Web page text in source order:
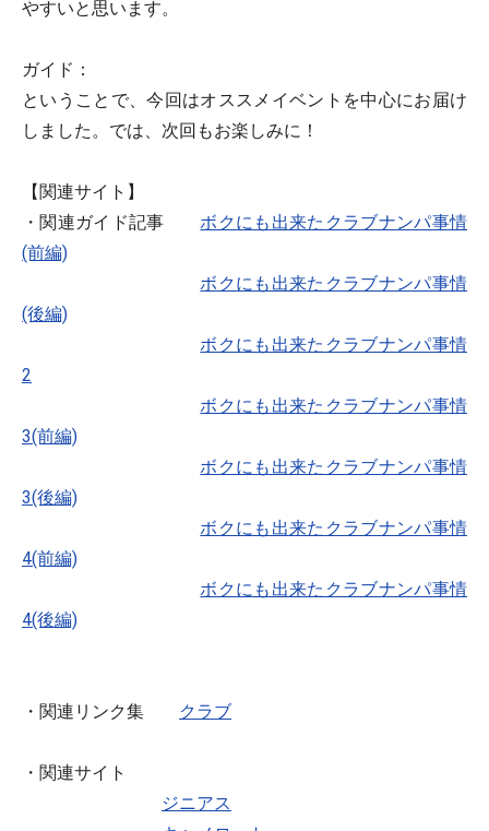
やすいと思います。
ガイド：
ということで、今回はオススメイベントを中心にお届け
しました。では、次回もお楽しみに！
【関連サイト】
・関連ガイド記事ボクにも出来たクラブナンパ事情
(前編)
ボクにも出来たクラブナンパ事情
(後編)
ボクにも出来たクラブナンパ事情
2
ボクにも出来たクラブナンパ事情
3(前編)
ボクにも出来たクラブナンパ事情
3(後編)
ボクにも出来たクラブナンパ事情
4(前編)
ボクにも出来たクラブナンパ事情
4(後編)
・関連リンク集 クラブ
・関連サイト
ジニアス